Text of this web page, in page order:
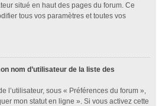
situé en haut des pages du forum. Ce
tous vos paramètres et toutes vos
nom d’utilisateur de la liste des
l’utilisateur, sous « Préférences du forum »,
mon statut en ligne ». Si vous activez cette